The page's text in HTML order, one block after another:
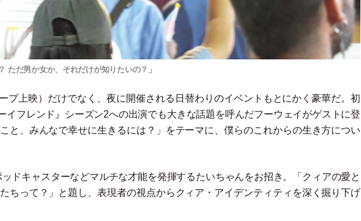
ただ男か女か、それだけが知りたいの？」
プ上映） だけでなく、夜に開催される日替わりのイベントもとにかく豪華だ。初
イフレンド』シーズン2への出演でも大きな話題を呼んだフーウェイがゲストに登
と、みんなで幸せに生きるには？ 」
をテーマに、僕らのこれからの生き方につい
ドキャスターなどマルチな才能を発揮するたいちゃんをお招き。 「 クィアの愛と
ちって？ 」 と題し、表現者の視点からクィア ・ アイデンティティを深く掘り下げ